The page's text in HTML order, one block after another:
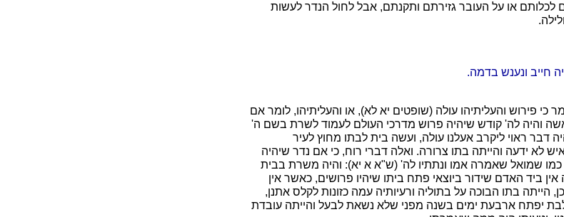
לכלותם או על העובר גזירתם ותקנתם, אבל לחול הנדר לעשות
חייב ונענש בדמה.
פירוש והעליתיהו עולה (שופטים יא לא), או והעליתיהו, לומר אם
אשה והיה לה' קודש שיהיה פרוש מדרכי העולם לעמוד לשרת בשם ה'
דבר ראוי ליקרב אעלנו עולה, ועשה בית לבתו מחוץ לעיר
לא ידעה והייתה בתו צרורה. ואלה דברי רוח, כי אם נדר שיהיה
כמו שמואל שאמרה אמו ונתתיו לה' (ש"א א יא): והיה משרת בבית
ביד האדם שידור ביוצאי פתח ביתו שיהיו פרושים, כאשר אין
הייתה בתו הבוכה על בתוליה ורעיותיה עמה כזונות לקלס אתנן,
יפתח ארבעת ימים בשנה מפני שלא נשאת לבעל והייתה עובדת